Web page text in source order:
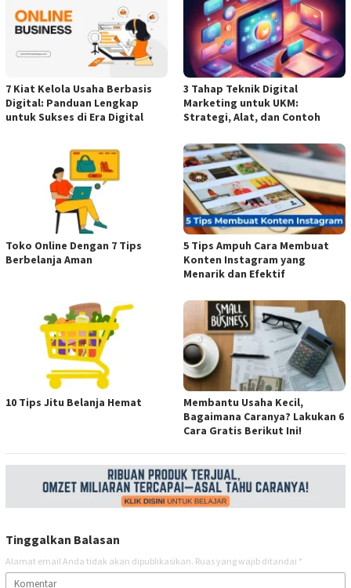
7 Kiat Kelola Usaha Berbasis
Digital: Panduan Lengkap
untuk Sukses di Era Digital
3 Tahap Teknik Digital
Marketing untuk UKM:
Strategi, Alat, dan Contoh
Toko Online Dengan 7 Tips
Berbelanja Aman
5 Tips Ampuh Cara Membuat
Konten Instagram yang
Menarik dan Efektif
10 Tips Jitu Belanja Hemat
Membantu Usaha Kecil,
Bagaimana Caranya? Lakukan 6
Cara Gratis Berikut Ini!
Tinggalkan Balasan
Alamat email Anda tidak akan dipublikasikan. Ruas yang wajib ditandai *